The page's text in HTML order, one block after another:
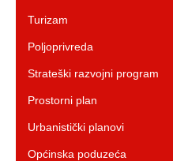
Turizam
Poljoprivreda
Strateški razvojni program
Prostorni plan
Urbanistički planovi
Općinska poduzeća